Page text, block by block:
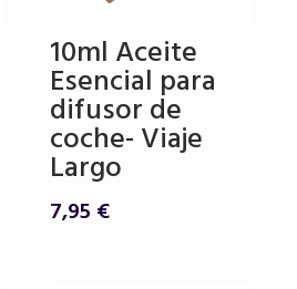
10ml Aceite
Esencial para
difusor de
coche- Viaje
Largo
7,95 €